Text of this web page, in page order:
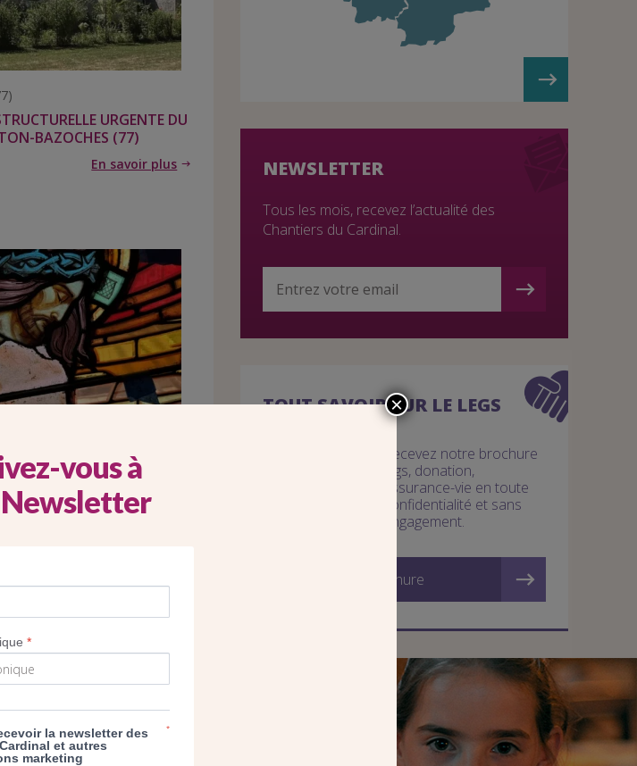
URGENTE DU
BAZOCHES (77)
En savoir plus
CONSEIL (PARIS 18E) -
DE RESTAURATION DES
NEWSLETTER
Tous les mois, recevez l’actualité des
Chantiers du Cardinal.
TOUT SAVOIR SUR LE LEGS
Recevez notre brochure
legs, donation,
assurance-vie en toute
confidentialité et sans
engagement.
Recevez une brochure
PERMET D’AGIR
vous à
*
la newsletter des
et autres
marketing
*
×